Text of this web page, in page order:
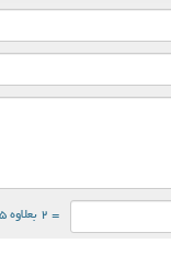
= ۲ بعلاوه ۵